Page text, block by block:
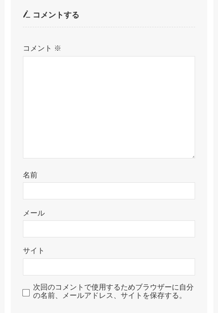
コメントする
コメント ※
名前
メール
サイト
次回のコメントで使用するためブラウザーに自分
の名前、メールアドレス、サイトを保存する。